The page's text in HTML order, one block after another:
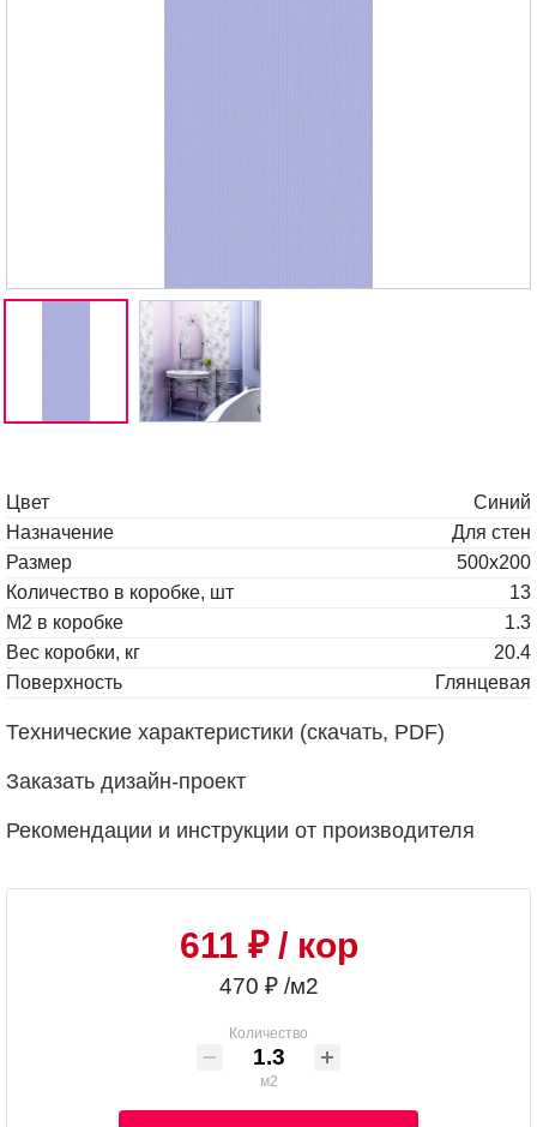
Цвет
Синий
Назначение
Для стен
Размер
500х200
Количество в коробке, шт
13
М2 в коробке
1.3
Вес коробки, кг
20.4
Поверхность
Глянцевая
Технические характеристики (скачать, PDF)
Заказать дизайн-проект
Рекомендации и инструкции от производителя
611 ₽/ кор
470 ₽ /м2
Количество
м2